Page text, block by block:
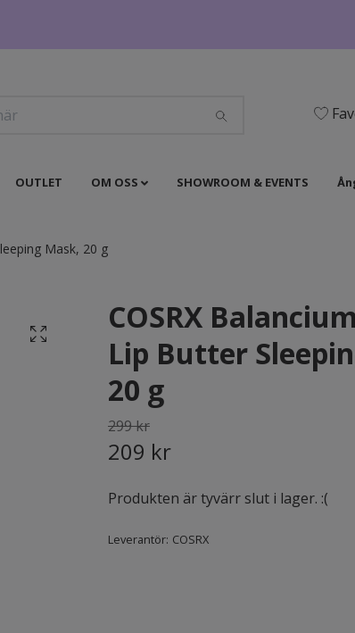
OUTLET OM OSS SHOWROOM & EVENTS
Mask, 20 g
COSRX
Lip Butter
20 g
299 kr
209 kr
Produkten är tyvärr slut i lager. :(
Leverantör: COSRX